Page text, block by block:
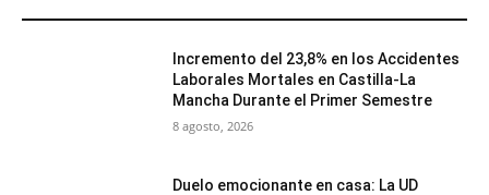
Incremento del 23,8% en los Accidentes
Laborales Mortales en Castilla-La
Mancha Durante el Primer Semestre
8 agosto, 2026
Duelo emocionante en casa: La UD